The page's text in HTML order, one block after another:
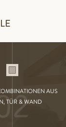
AUS
TÜR & WAND